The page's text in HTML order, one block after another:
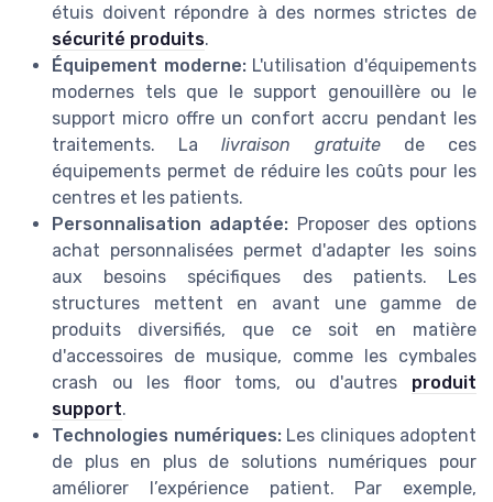
étuis doivent répondre à des normes strictes de
sécurité produits.
Équipement moderne:L'utilisation d'équipements
modernes tels que le support genouillère ou le
support micro offre un confort accru pendant les
traitements. Lalivraison gratuitede ces
équipements permet de réduire les coûts pour les
centres et les patients.
Personnalisation adaptée: Proposer des options
achat personnalisées permet d'adapter les soins
aux besoins spécifiques des patients. Les
structures mettent en avant une gamme de
produits diversifiés, que ce soit en matière
d'accessoires de musique, comme les cymbales
crash ou les floor toms, ou d'autres produit
support.
Technologies numériques:Les cliniques adoptent
de plus en plus de solutions numériques pour
améliorer l’expérience patient. Par exemple,